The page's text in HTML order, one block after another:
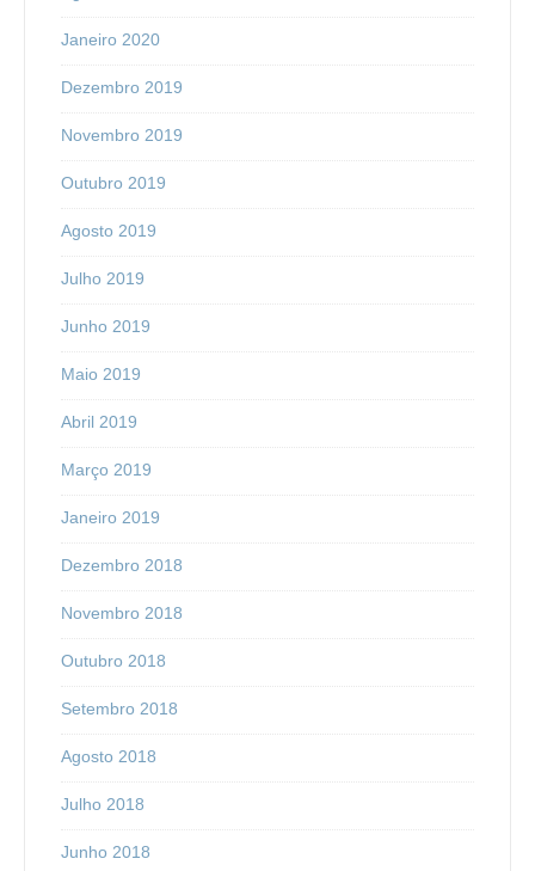
Janeiro 2020
Dezembro 2019
Novembro 2019
Outubro 2019
Agosto 2019
Julho 2019
Junho 2019
Maio 2019
Abril 2019
Março 2019
Janeiro 2019
Dezembro 2018
Novembro 2018
Outubro 2018
Setembro 2018
Agosto 2018
Julho 2018
Junho 2018